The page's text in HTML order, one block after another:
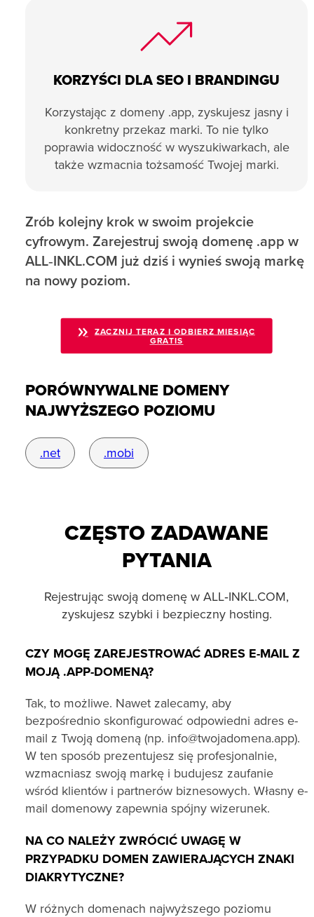
KORZYŚCI DLA SEO I BRANDINGU
Korzystając z domeny .app, zyskujesz jasny i
konkretny przekaz marki. To nie tylko
poprawia widoczność w wyszukiwarkach, ale
także wzmacnia tożsamość Twojej marki.
Zrób kolejny krok w swoim projekcie
cyfrowym. Zarejestruj swoją domenę .app w
ALL‑INKL.COM już dziś i wynieś swoją markę
na nowy poziom.
ZACZNIJ TERAZ I ODBIERZ MIESIĄC
GRATIS
PORÓWNYWALNE DOMENY
NAJWYŻSZEGO POZIOMU
.net .mobi
CZĘSTO ZADAWANE
PYTANIA
Rejestrując swoją domenę w ALL‑INKL.COM,
zyskujesz szybki i bezpieczny hosting.
CZY MOGĘ ZAREJESTROWAĆ ADRES E-MAIL Z
MOJĄ .APP-DOMENĄ?
Tak, to możliwe. Nawet zalecamy, aby
bezpośrednio skonfigurować odpowiedni adres e-
mail z Twoją domeną (np. info@twojadomena.app).
W ten sposób prezentujesz się profesjonalnie,
wzmacniasz swoją markę i budujesz zaufanie
wśród klientów i partnerów biznesowych. Własny e-
mail domenowy zapewnia spójny wizerunek.
NA CO NALEŻY ZWRÓCIĆ UWAGĘ W
PRZYPADKU DOMEN ZAWIERAJĄCYCH ZNAKI
DIAKRYTYCZNE?
W różnych domenach najwyższego poziomu